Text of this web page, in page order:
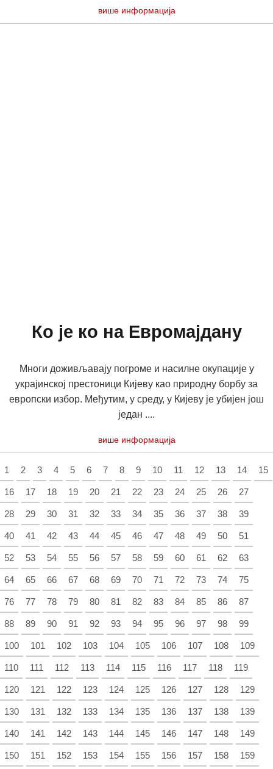
више информација
Ко је ко на Евромајдану
Многи доживљавају погроме и насилне окупације у
украјинској престоници Кијеву као природну борбу за
европски избор. Међутим, у среду, у Кијеву је убијен још
један ....
више информација
1 2 3 4 5 6 7 8 9 10 11 12 13 14 15
16 17 18 19 20 21 22 23 24 25 26 27
28 29 30 31 32 33 34 35 36 37 38 39
40 41 42 43 44 45 46 47 48 49 50 51
52 53 54 55 56 57 58 59 60 61 62 63
64 65 66 67 68 69 70 71 72 73 74 75
76 77 78 79 80 81 82 83 84 85 86 87
88 89 90 91 92 93 94 95 96 97 98 99
100 101 102 103 104 105 106 107 108 109
110 111 112 113 114 115 116 117 118 119
120 121 122 123 124 125 126 127 128 129
130 131 132 133 134 135 136 137 138 139
140 141 142 143 144 145 146 147 148 149
150 151 152 153 154 155 156 157 158 159